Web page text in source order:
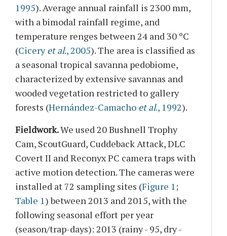
1995). Average annual rainfall is 2300 mm,
with a bimodal rainfall regime, and
temperature renges between 24 and 30 ºC
(Ciceryet al., 2005). The area is classified as
a seasonal tropical savanna pedobiome,
characterized by extensive savannas and
wooded vegetation restricted to gallery
forests (Hernández-Camacho et al., 1992).
Fieldwork.We used 20 Bushnell Trophy
Cam, ScoutGuard, Cuddeback Attack, DLC
Covert II and Reconyx PC camera traps with
active motion detection. The cameras were
installed at 72 sampling sites (Figure 1;
Table 1) between 2013 and 2015, with the
following seasonal effort per year
(season/trap-days): 2013 (rainy - 95, dry -